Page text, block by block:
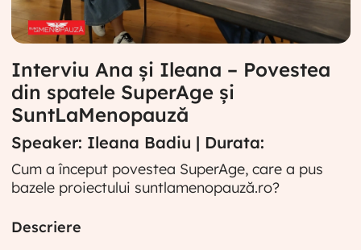
Interviu Ana și Ileana – Povestea
din spatele SuperAge și
SuntLaMenopauză
Speaker: Ileana Badiu | Durata:
Cum a început povestea SuperAge, care a pus
bazele proiectului suntlamenopauză.ro?
Descriere